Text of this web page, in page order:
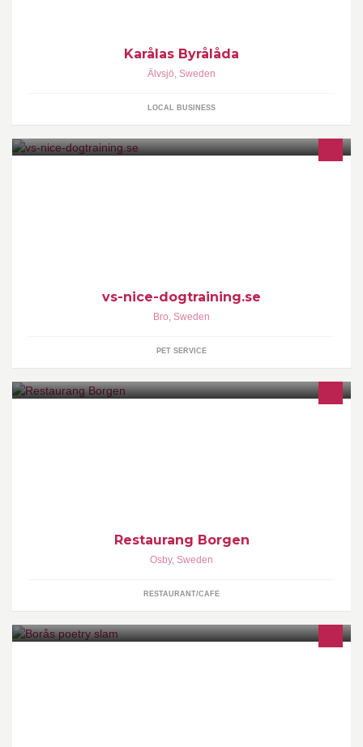
Karålas Byrålåda
Älvsjö, Sweden
LOCAL BUSINESS
vs-nice-dogtraining.se
Bro, Sweden
PET SERVICE
Restaurang Borgen
Osby, Sweden
RESTAURANT/CAFE